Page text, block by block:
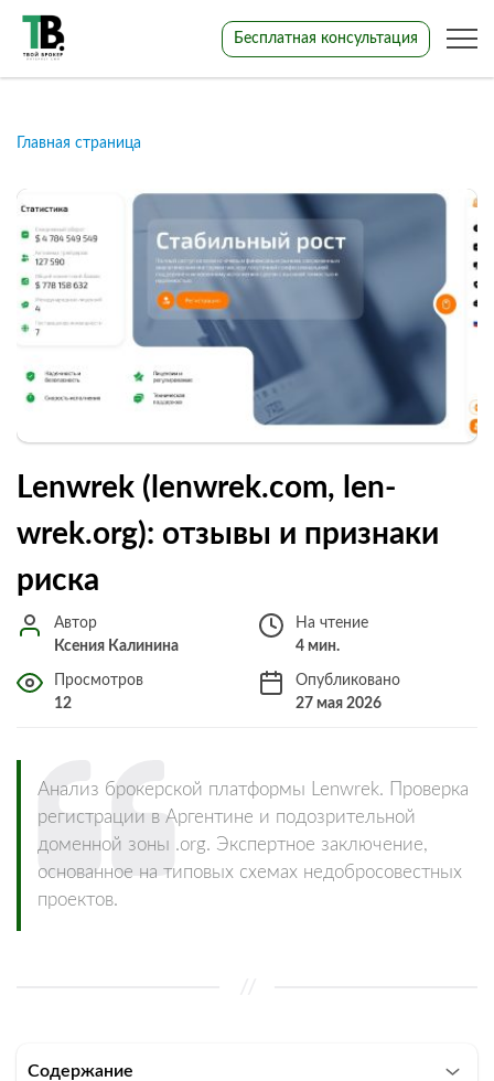
Бесплатная консультация
Главная страница
Lenwrek (lenwrek.com, len-
wrek.org): отзывы и признаки
риска
Автор
Ксения Калинина
На чтение
4 мин.
Просмотров
12
Опубликовано
27 мая 2026
Анализ брокерской платформы Lenwrek. Проверка
регистрации в Аргентине и подозрительной
доменной зоны .org. Экспертное заключение,
основанное на типовых схемах недобросовестных
проектов.
Содержание